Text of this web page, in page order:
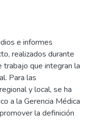
e informes
realizados durante
que integran la
Para las
y local, se ha
a la Gerencia Médica
la definición